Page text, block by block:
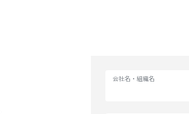
会社名・組織名